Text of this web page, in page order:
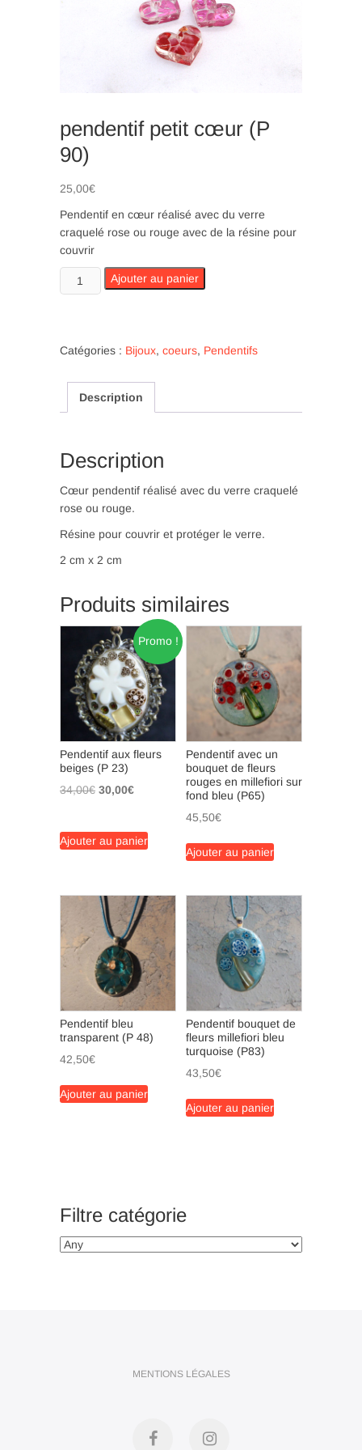
pendentif petit cœur (P
90)
25,00€
Pendentif en cœur réalisé avec du verre
craquelé rose ou rouge avec de la résine pour
couvrir
quantité
de
cœur
90)
Ajouter au panier
Catégories : Bijoux, coeurs, Pendentifs
Description
Description
Cœur pendentif réalisé avec du verre craquelé
rose ou rouge.
Résine pour couvrir et protéger le verre.
2 cm x 2 cm
Produits similaires
Promo !
Pendentif aux fleurs
beiges (P 23)
34,00€ Le
était :
30,00€Le
est :
Ajouter au panier
Pendentif avec un
bouquet de fleurs
rouges en millefiori sur
fond bleu (P65)
45,50€
Ajouter au panier
Pendentif bleu
transparent (P 48)
42,50€
Ajouter au panier
Pendentif bouquet de
fleurs millefiori bleu
turquoise (P83)
43,50€
Ajouter au panier
Filtre catégorie
MENTIONS LÉGALES
FacebookInstagram